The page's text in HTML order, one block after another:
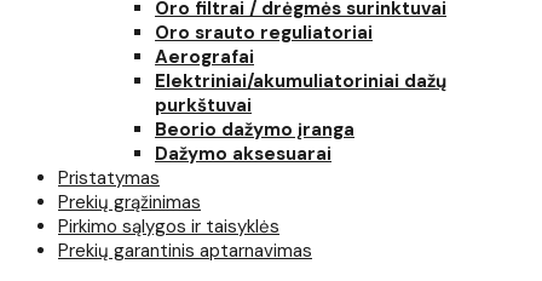
Oro filtrai / drėgmės surinktuvai
Oro srauto reguliatoriai
Aerografai
Elektriniai/akumuliatoriniai dažų
purkštuvai
Beorio dažymo įranga
Dažymo aksesuarai
Pristatymas
Prekių grąžinimas
Pirkimo sąlygos ir taisyklės
Prekių garantinis aptarnavimas